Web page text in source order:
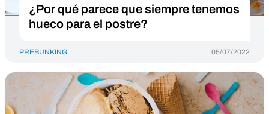
¿Por qué parece que siempre tenemos
hueco para el postre?
PREBUNKING 05/07/2022